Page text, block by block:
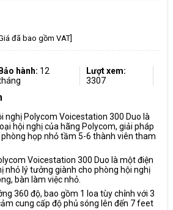
đã bao gồm VAT]
Bảo hành: 12
Lượt xem:
3307
nghị Polycom Voicestation 300 Duo là
hội nghị của hãng Polycom, giải pháp
họp nhỏ tầm 5-6 thành viên tham
Voicestation 300 Duo là một điện
nhỏ lý tưởng giành cho phòng hội nghị
bàn làm việc nhỏ.
360 độ, bao gồm 1 loa tùy chỉnh với 3
cung cấp độ phủ sóng lên đến 7 feet